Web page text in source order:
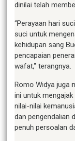
dinilai telah
“Perayaan hari
suci untuk
kehidupan sang
pencapaian
wafat,” terangnya.
Romo Widya juga
ini untuk
nilai-nilai
dan pengendalian
penuh persoalan